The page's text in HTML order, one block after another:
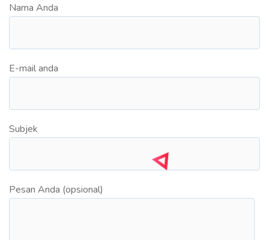
Nama Anda
E-mail anda
Subjek
Pesan Anda (opsional)